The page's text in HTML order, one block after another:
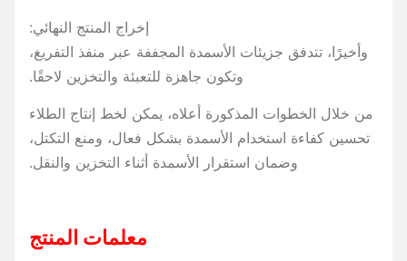
إخراج المنتج النهائي:
وأخيرًا، تتدفق جزيئات الأسمدة المجففة عبر منفذ التفريغ،
وتكون جاهزة للتعبئة والتخزين لاحقًا.
من خلال الخطوات المذكورة أعلاه، يمكن لخط إنتاج الطلاء
تحسين كفاءة استخدام الأسمدة بشكل فعال، ومنع التكتل،
وضمان استقرار الأسمدة أثناء التخزين والنقل.
معلمات المنتج